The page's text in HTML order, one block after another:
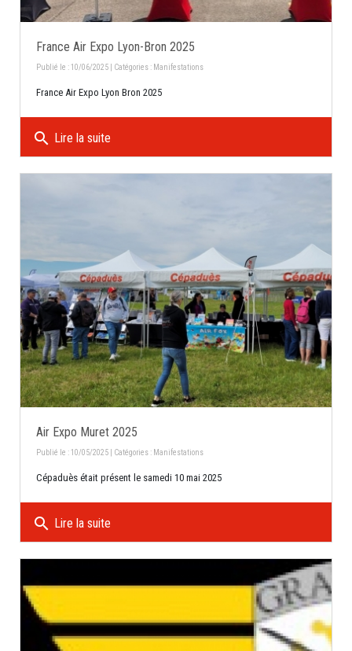
France Air Expo Lyon-Bron 2025
Publié le : 10/06/2025 | Catégories : Manifestations
France Air Expo Lyon Bron 2025
search Lire la suite
Air Expo Muret 2025
Publié le : 10/05/2025 | Catégories : Manifestations
Cépaduès était présent le samedi 10 mai 2025
search Lire la suite